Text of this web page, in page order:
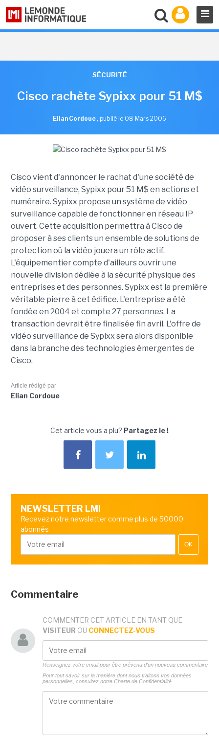
SÉCURITÉ
Cisco rachète Sypixx pour 51 M$
Elian Cordoue , publié le 08 Mars 2006
Cisco vient d'annoncer le rachat d'une société de
vidéo surveillance, Sypixx pour 51 M$ en actions et
numéraire. Sypixx propose un système de vidéo
surveillance capable de fonctionner en réseau IP
ouvert. Cette acquisition permettra à Cisco de
proposer à ses clients un ensemble de solutions de
protection où la vidéo jouera un rôle actif.
L'équipementier compte d'ailleurs ouvrir une
nouvelle division dédiée à la sécurité physique des
entreprises et des personnes. Sypixx est la première
véritable pierre à cet édifice. L'entreprise a été
fondée en 2004 et compte 27 personnes. La
transaction devrait être finalisée fin avril. L'offre de
vidéo surveillance de Sypixx sera alors disponible
dans la branche des technologies émergentes de
Cisco.
Article rédigé par
Elian Cordoue
Cet article vous a plu? Partagez le !
NEWSLETTER LMI
Recevez notre newsletter comme plus de 50000
abonnés
OK
Commentaire
COMMENTER CET ARTICLE EN TANT QUE
VISITEUR OU CONNECTEZ-VOUS
Renseignez votre email pour être prévenu d'un nouveau commentaire
Pour tout savoir sur la manière dont nous traitons vos données
personnelles, consultez notre Charte de Confidentialité.